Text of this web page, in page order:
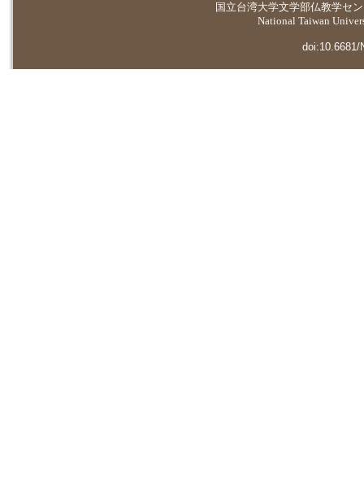
国立台湾大学文学部仏教学セ
National Taiwan
doi:10.6681/